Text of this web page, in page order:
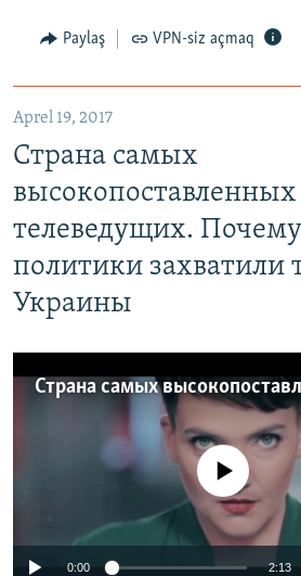
Paylaş VPN-siz açmaq
Aprel 19, 2017
Страна самых
высокопоставленных
телеведущих. Почему
политики захватили
Украины
No media source
0:00 2:13